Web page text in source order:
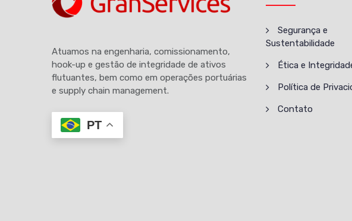
Atuamos na engenharia, comissionamento,
hook-up e gestão de integridade de ativos
flutuantes, bem como em operações portuárias
e supply chain management.
PT
Segurança e
Sustentabilidade
Ética e
Política de
Contato